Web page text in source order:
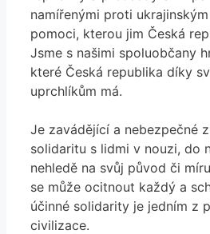
namířenými proti
pomoci, kterou jim Česká
Jsme s našimi spoluobčany
které Česká republika díky
uprchlíkům má.
Je zavádějící a nebezpečné
solidaritu s lidmi v nouzi, do
nehledě na svůj původ či
se může ocitnout každý a
účinné solidarity je jedním z
civilizace.